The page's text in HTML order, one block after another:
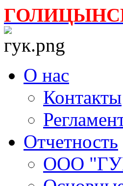
О нас
Контакты
Отчетность
ООО